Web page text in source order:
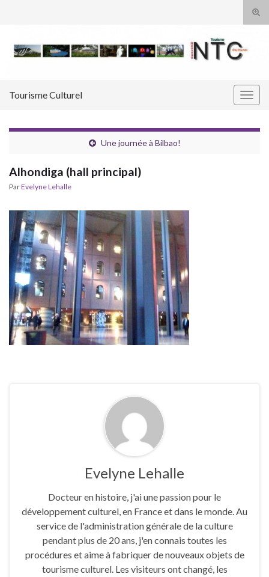
Tourisme Culturel
Une journée à Bilbao!
Alhondiga (hall principal)
ParEvelyne Lehalle
Evelyne Lehalle
Docteur en histoire, j'ai une passion pour le
développement culturel, en France et dans le monde. Au
service de l'administration générale de la culture
pendant plus de 20 ans, j'en connais toutes les
procédures et aime à fabriquer de nouveaux objets de
tourisme culturel. Les visiteurs ont changé, les